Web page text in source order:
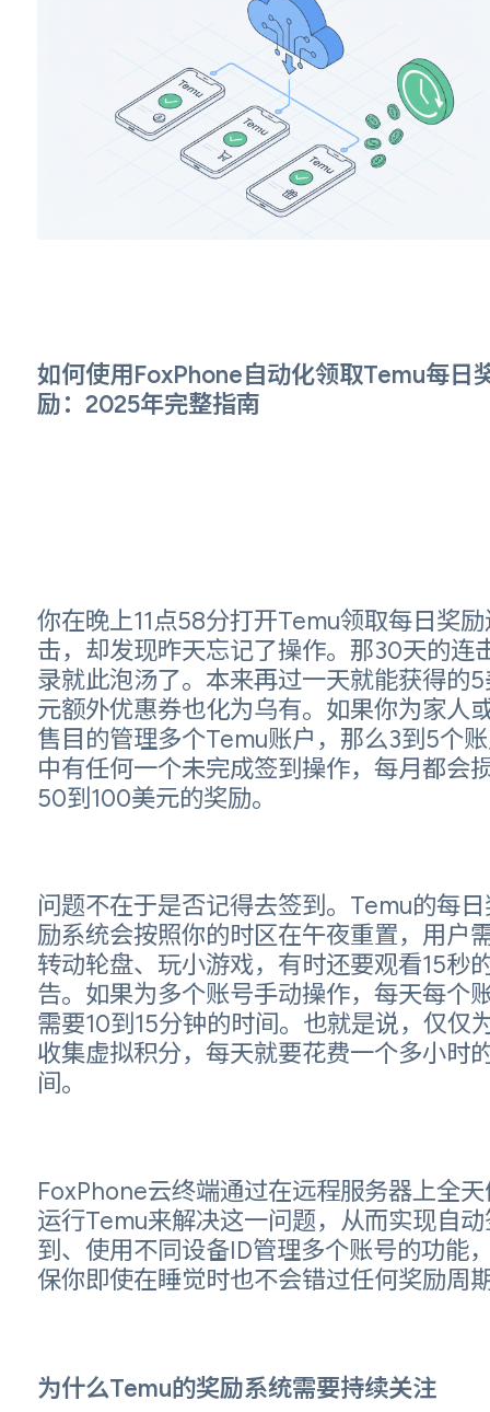
如何使用FoxPhone自动化领取Temu每日
励：2025年完整指南
你在晚上11点58分打开Temu领取每日奖励
击，却发现昨天忘记了操作。那30天的连
录就此泡汤了。本来再过一天就能获得的5
元额外优惠券也化为乌有。如果你为家人
售目的管理多个Temu账户，那么3到5个
中有任何一个未完成签到操作，每月都会
50到100美元的奖励。
问题不在于是否记得去签到。Temu的每日
励系统会按照你的时区在午夜重置，用户
转动轮盘、玩小游戏，有时还要观看15秒
告。如果为多个账号手动操作，每天每个
需要10到15分钟的时间。也就是说，仅仅
收集虚拟积分，每天就要花费一个多小时
间。
FoxPhone云终端通过在远程服务器上全天
运行Temu来解决这一问题，从而实现自动
到、使用不同设备ID管理多个账号的功能
保你即使在睡觉时也不会错过任何奖励周
为什么Temu的奖励系统需要持续关注